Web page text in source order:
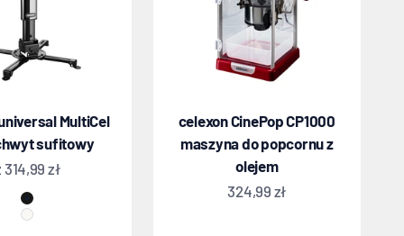
MultiCel
sufitowy
314,99 zł
Czarny
Biały
celexon CinePop CP1000
maszyna do popcornu z
olejem
Oferta
324,99 zł